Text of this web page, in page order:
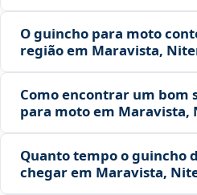
O guincho para moto
região em Maravista,
Como encontrar um bom
para moto em Maravista,
Quanto tempo o guincho
chegar em Maravista,